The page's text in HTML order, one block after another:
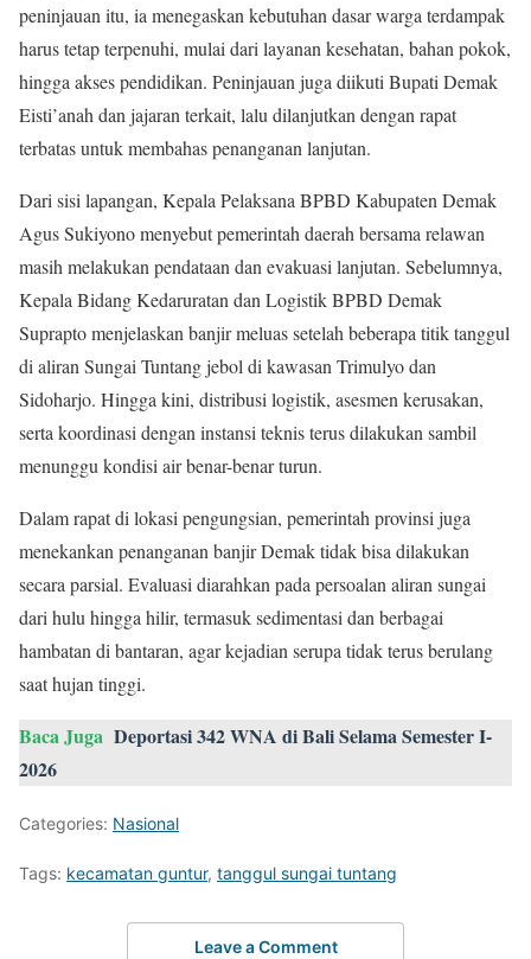
peninjauan itu, ia menegaskan kebutuhan dasar warga terdampak
harus tetap terpenuhi, mulai dari layanan kesehatan, bahan pokok,
hingga akses pendidikan. Peninjauan juga diikuti Bupati Demak
Eisti’anah dan jajaran terkait, lalu dilanjutkan dengan rapat
terbatas untuk membahas penanganan lanjutan.
Dari sisi lapangan, Kepala Pelaksana BPBD Kabupaten Demak
Agus Sukiyono menyebut pemerintah daerah bersama relawan
masih melakukan pendataan dan evakuasi lanjutan. Sebelumnya,
Kepala Bidang Kedaruratan dan Logistik BPBD Demak
Suprapto menjelaskan banjir meluas setelah beberapa titik tanggul
di aliran Sungai Tuntang jebol di kawasan Trimulyo dan
Sidoharjo. Hingga kini, distribusi logistik, asesmen kerusakan,
serta koordinasi dengan instansi teknis terus dilakukan sambil
menunggu kondisi air benar-benar turun.
Dalam rapat di lokasi pengungsian, pemerintah provinsi juga
menekankan penanganan banjir Demak tidak bisa dilakukan
secara parsial. Evaluasi diarahkan pada persoalan aliran sungai
dari hulu hingga hilir, termasuk sedimentasi dan berbagai
hambatan di bantaran, agar kejadian serupa tidak terus berulang
saat hujan tinggi.
Baca Juga Deportasi 342 WNA di Bali Selama Semester I-
2026
Categories: Nasional
Tags: kecamatan guntur, tanggul sungai tuntang
Leave a Comment